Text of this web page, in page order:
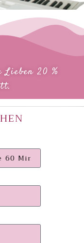
20 %